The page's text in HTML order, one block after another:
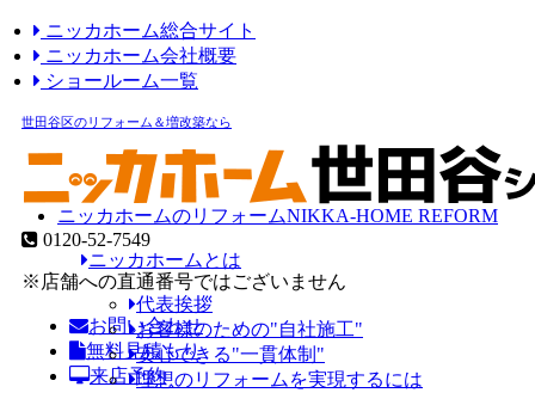
ニッカホーム総合サイト
ニッカホーム会社概要
ショールーム一覧
世田谷区のリフォーム＆増改築なら
0120-52-7549
※店舗への直通番号ではございません
お問い合わせ
無料見積もり
来店予約
ニッカホームのリフォームNIKKA-HOME REFORM
ニッカホームとは
代表挨拶
お客様のための"自社施工"
安心できる"一貫体制"
理想のリフォームを実現するには